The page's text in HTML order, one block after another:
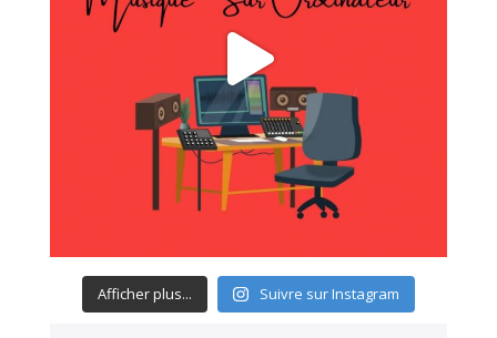
Afficher plus... Suivre sur Instagram